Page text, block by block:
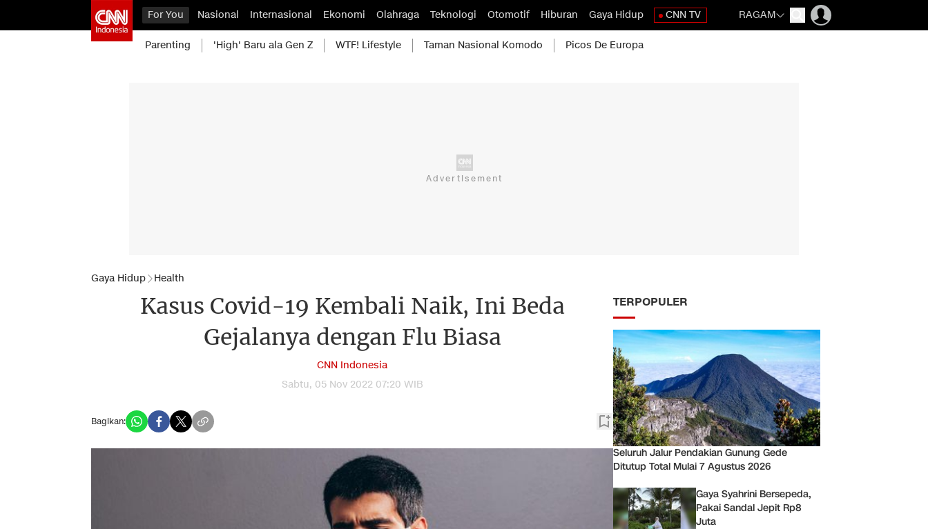
For You Nasional Internasional Ekonomi Olahraga Teknologi Otomotif Hiburan Gaya Hidup CNN TV RAGAM
Parenting 'High' Baru ala Gen Z WTF! Lifestyle Taman Nasional Komodo Picos De Europa
Gaya Hidup Health
Kasus Covid-19 Kembali Naik, Ini Beda
Gejalanya dengan Flu Biasa
CNN Indonesia
Sabtu, 05 Nov 2022 07:20 WIB
Bagikan:
TERPOPULER
Seluruh Jalur Pendakian Gunung Gede
Ditutup Total Mulai 7 Agustus 2026
Gaya Syahrini Bersepeda,
Pakai Sandal Jepit Rp8
Juta